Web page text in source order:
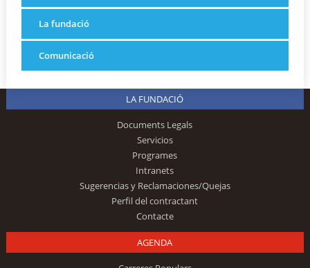
La fundació
Comunicació
LA FUNDACIÓ
Documents Legals
Servicios
Programes
Intranets
Sugerencias y Reclamaciones/Quejas
Perfil del contractant
Contacte
AGENDA